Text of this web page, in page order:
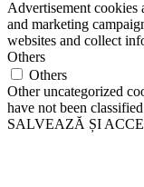
Advertisement cookies
and marketing
websites and collect
Others
Others
Other uncategorized
have not been
SALVEAZĂ ȘI